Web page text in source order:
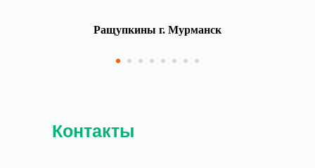
Ращупкины г. Мурманск
Контакты